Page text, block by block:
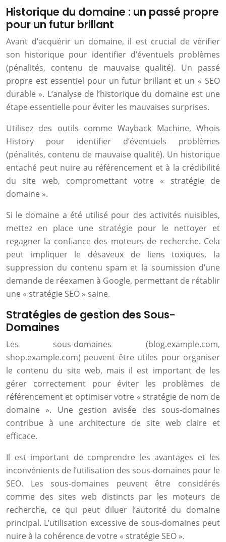
Historique du domaine : un passé propre
pour un futur brillant
Avant d’acquérir un domaine, il est crucial de vérifier
son historique pour identifier d’éventuels problèmes
(pénalités, contenu de mauvaise qualité). Un passé
propre est essentiel pour un futur brillant et un « SEO
durable ». L’analyse de l’historique du domaine est une
étape essentielle pour éviter les mauvaises surprises.
Utilisez des outils comme Wayback Machine, Whois
History pour identifier d’éventuels problèmes
(pénalités, contenu de mauvaise qualité). Un historique
entaché peut nuire au référencement et à la crédibilité
du site web, compromettant votre « stratégie de
domaine ».
Si le domaine a été utilisé pour des activités nuisibles,
mettez en place une stratégie pour le nettoyer et
regagner la confiance des moteurs de recherche. Cela
peut impliquer le désaveux de liens toxiques, la
suppression du contenu spam et la soumission d’une
demande de réexamen à Google, permettant de rétablir
une « stratégie SEO » saine.
Stratégies de gestion des Sous-
Domaines
Les sous-domaines (blog.example.com,
shop.example.com) peuvent être utiles pour organiser
le contenu du site web, mais il est important de les
gérer correctement pour éviter les problèmes de
référencement et optimiser votre « stratégie de nom de
domaine ». Une gestion avisée des sous-domaines
contribue à une architecture de site web claire et
efficace.
Il est important de comprendre les avantages et les
inconvénients de l’utilisation des sous-domaines pour le
SEO. Les sous-domaines peuvent être considérés
comme des sites web distincts par les moteurs de
recherche, ce qui peut diluer l’autorité du domaine
principal. L’utilisation excessive de sous-domaines peut
nuire à la cohérence de votre « stratégie SEO ».